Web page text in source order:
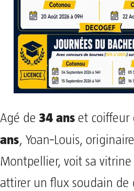
Agé de 34 ans et coiffeur
ans, Yoan‑Louis,
Montpellier, voit sa
attirer un flux soudain de